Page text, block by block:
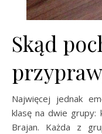
Skąd
Najwięcej jednak
klasę na dwie grupy:
Brajan. Każda z